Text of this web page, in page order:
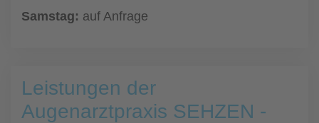
Samstag: auf Anfrage
Leistungen der
Augenarztpraxis SEHZEN -